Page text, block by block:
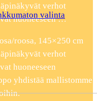
valinta
verhot
huoneeseen …
roosa, 145×250 cm
verhot
huoneeseen
yhdistää mallistomme